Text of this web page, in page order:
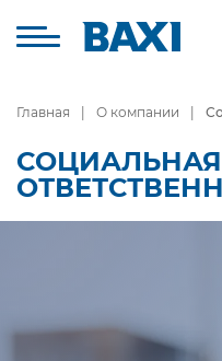
Главная О компании
СОЦИАЛЬНАЯ